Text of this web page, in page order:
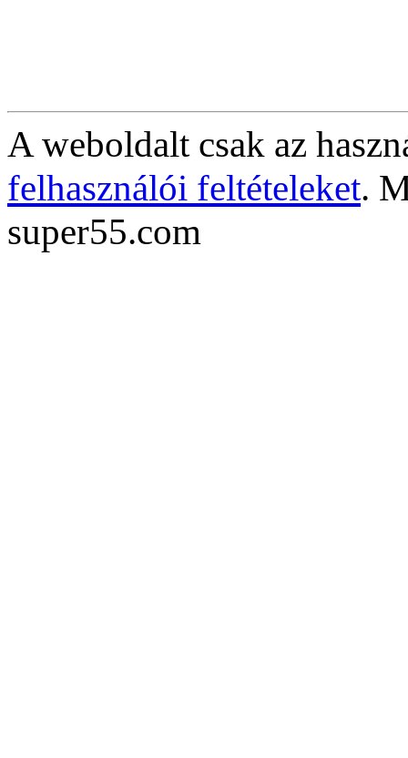
A weboldalt csak az
felhasználói feltételeket.
super55.com